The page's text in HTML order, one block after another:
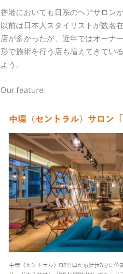
香港においても日系のヘアサロン
以前は日本人スタイリストが数名
店が多かったが、近年ではオーナ
形で施術を行う店も増えてきてい
よう。
Our feature: